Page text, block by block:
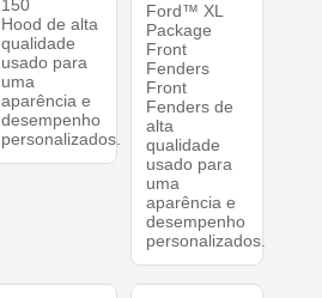
150
Hood de alta
qualidade
usado para
uma
aparência e
desempenho
personalizados.
Ford™ XL
Package
Front
Fenders
Front
Fenders de
alta
qualidade
usado para
uma
aparência e
desempenho
personalizados.